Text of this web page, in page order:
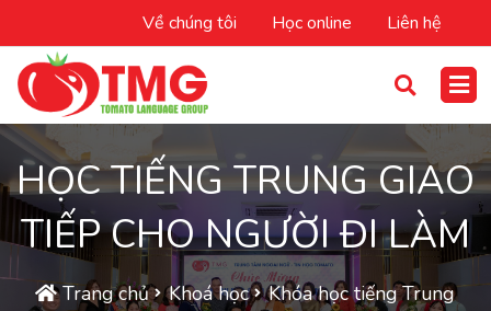
Về chúng tôi Học online Liên hệ
HỌC TIẾNG TRUNG GIAO
TIẾP CHO NGƯỜI ĐI LÀM
Trang chủ Khoá học
Khóa học tiếng Trung